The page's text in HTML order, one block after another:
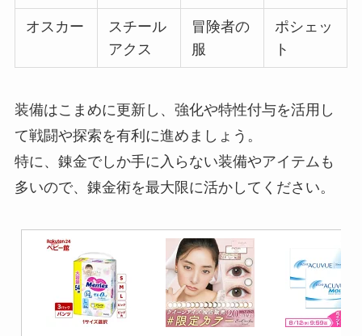
オスカー
スチール
アクス
冒険者の
服
ポシェッ
ト
装備はこまめに更新し、強化や特性付与を活用し
て戦闘や探索を有利に進めましょう。
特に、錬金でしか手に入らない装備やアイテムも
多いので、錬金術を最大限に活かしてください。